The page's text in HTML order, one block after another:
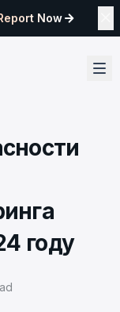
Now
году